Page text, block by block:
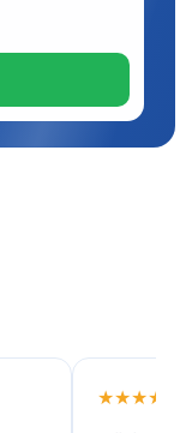
★★★★★